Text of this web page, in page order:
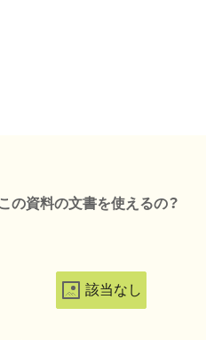
の資料の文書を使えるの？
該当なし